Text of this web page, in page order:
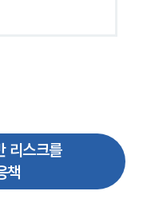
리스크를
책